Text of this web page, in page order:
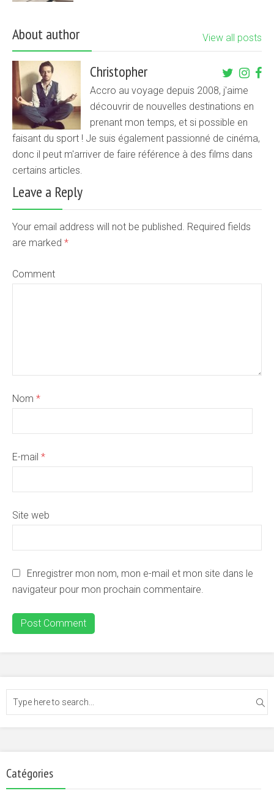
About author View all posts
Christopher
Accro au voyage depuis 2008, j'aime
découvrir de nouvelles destinations en
prenant mon temps, et si possible en
faisant du sport ! Je suis également passionné de cinéma,
donc il peut m'arriver de faire référence à des films dans
certains articles.
Leave a Reply
Your email address will not be published. Required fields
are marked *
Comment
Nom *
E-mail *
Site web
Enregistrer mon nom, mon e-mail et mon site dans le
navigateur pour mon prochain commentaire.
Catégories